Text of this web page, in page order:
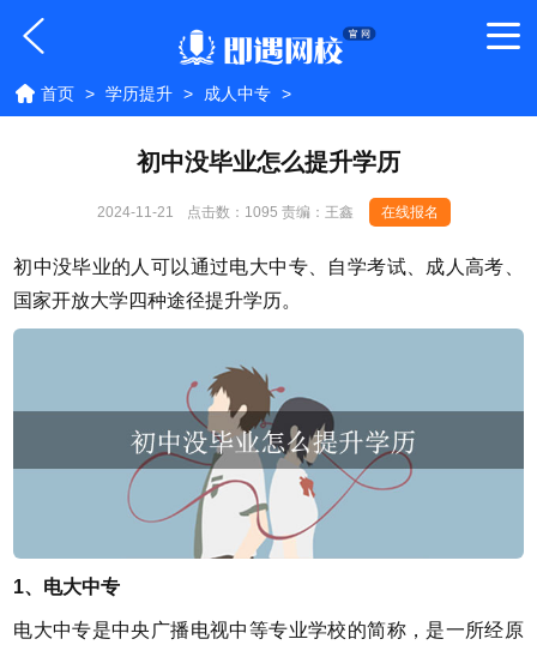
首页 > 学历提升 > 成人中专 >
初中没毕业怎么提升学历
2024-11-21 点击数： 1095 责编：王鑫 在线报名
初中没毕业的人可以通过电大中专、自学考试、成人高考、
国家开放大学四种途径提升学历。
1、电大中专
电大中专是中央广播电视中等专业学校的简称，是一所经原